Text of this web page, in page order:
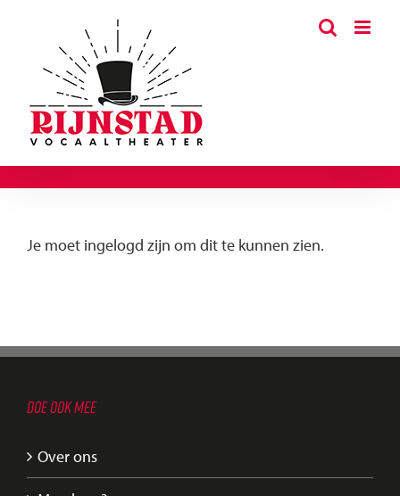
Je moet ingelogd zijn om dit te kunnen zien.
DOE OOK MEE
Over ons